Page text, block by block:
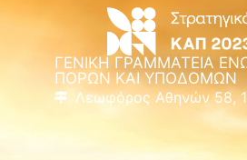
ΓΕΝΙΚΗ ΓΡΑΜΜΑΤΕΙΑ
ΠΟΡΩΝ ΚΑΙ ΥΠΟΔΟΜΩΝ
Λεωφόρος Αθηνών 58,